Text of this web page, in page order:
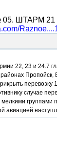
ШТАРМ 21
22, 23 и 24.7
районах
перевозку
случае
мелкими
авиацией